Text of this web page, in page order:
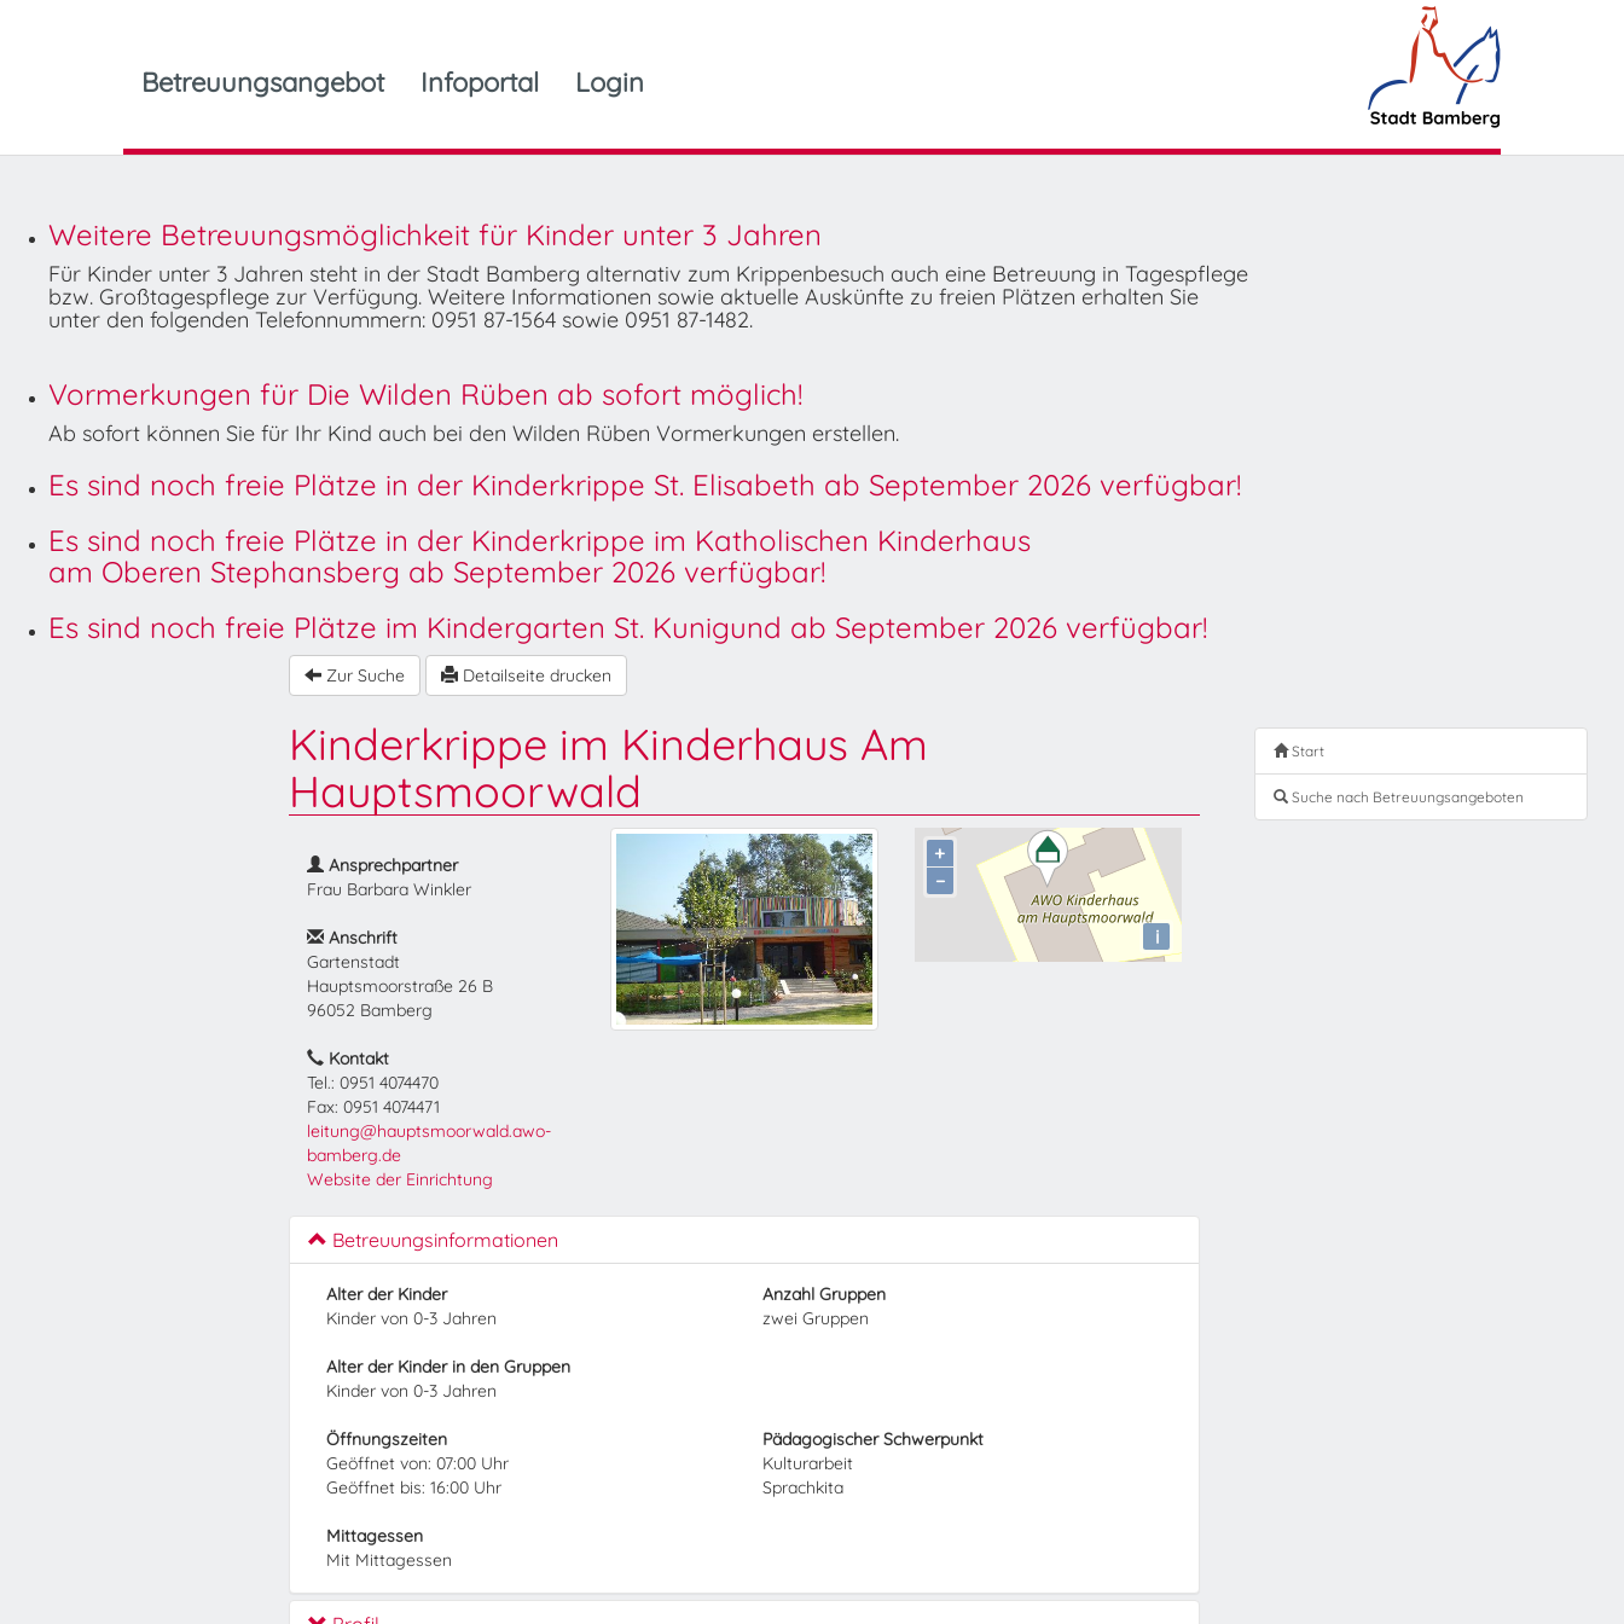
Betreuungsangebot Infoportal Login
Weitere Betreuungsmöglichkeit für Kinder unter 3 Jahren
Für Kinder unter 3 Jahren steht in der Stadt Bamberg alternativ zum Krippenbesuch auch eine Betreuung in Tagespflege
bzw. Großtagespflege zur Verfügung. Weitere Informationen sowie aktuelle Auskünfte zu freien Plätzen erhalten Sie
unter den folgenden Telefonnummern: 0951 87-1564 sowie 0951 87-1482.
Vormerkungen für Die Wilden Rüben ab sofort möglich!
Ab sofort können Sie für Ihr Kind auch bei den Wilden Rüben Vormerkungen erstellen.
Es sind noch freie Plätze in der Kinderkrippe St. Elisabeth ab September 2026 verfügbar!
Es sind noch freie Plätze in der Kinderkrippe im Katholischen Kinderhaus
am Oberen Stephansberg ab September 2026 verfügbar!
Es sind noch freie Plätze im Kindergarten St. Kunigund ab September 2026 verfügbar!
Zur Suche Detailseite drucken
Kinderkrippe im Kinderhaus Am
Hauptsmoorwald
Ansprechpartner
Frau Barbara Winkler
Anschrift
Gartenstadt
Hauptsmoorstraße 26 B
96052 Bamberg
Kontakt
Tel.: 0951 4074470
Fax: 0951 4074471
leitung@hauptsmoorwald.awo-
bamberg.de
Website der Einrichtung
+
−
i
Betreuungsinformationen
Alter der Kinder
Kinder von 0-3 Jahren
Alter der Kinder in den Gruppen
Kinder von 0-3 Jahren
Anzahl Gruppen
zwei Gruppen
Öffnungszeiten
Geöffnet von: 07:00 Uhr
Geöffnet bis: 16:00 Uhr
Mittagessen
Mit Mittagessen
Pädagogischer Schwerpunkt
Kulturarbeit
Sprachkita
Start
Suche nach Betreuungsangeboten